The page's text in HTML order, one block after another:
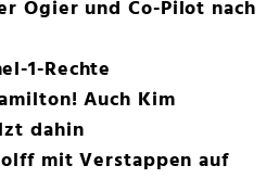
Ogier und Co-Pilot nach
1-Rechte
Auch Kim
dahin
mit Verstappen auf